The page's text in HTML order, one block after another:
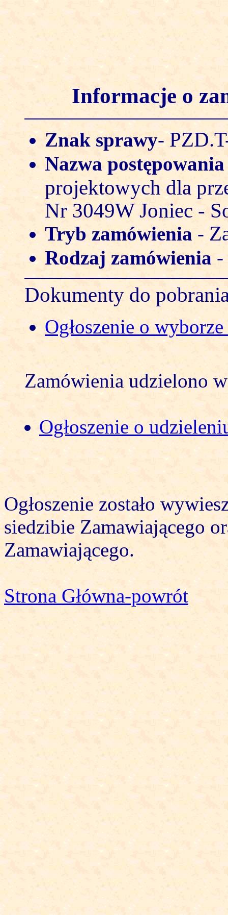
Informacje o
Znak sprawy-
Nazwa
projektowych dla
Nr 3049W Joniec -
Tryb zamówienia -
Rodzaj zamówienia -
Dokumenty do
Ogłoszenie o
Zamówienia udzielono
Ogłoszenie o
Ogłoszenie zostało
siedzibie Zamawiającego
Zamawiającego.
Strona Główna-powrót